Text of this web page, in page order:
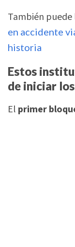
También puede
en accidente
historia
Estos
de iniciar
El primer